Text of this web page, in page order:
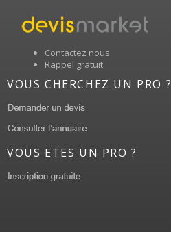
Contactez nous
Rappel gratuit
VOUS CHERCHEZ UN PRO ?
VOUS ETES UN PRO ?